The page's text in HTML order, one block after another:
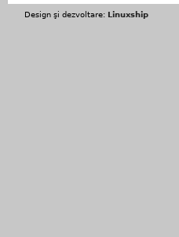
Design şi dezvoltare: Linuxship